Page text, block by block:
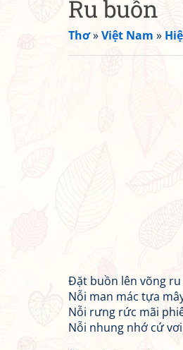
Ru buồn
Thơ»Việt Nam »
Đặt buồn lên võng
Nỗi man mác tựa
Nỗi rưng rức mãi
Nỗi nhung nhớ cứ